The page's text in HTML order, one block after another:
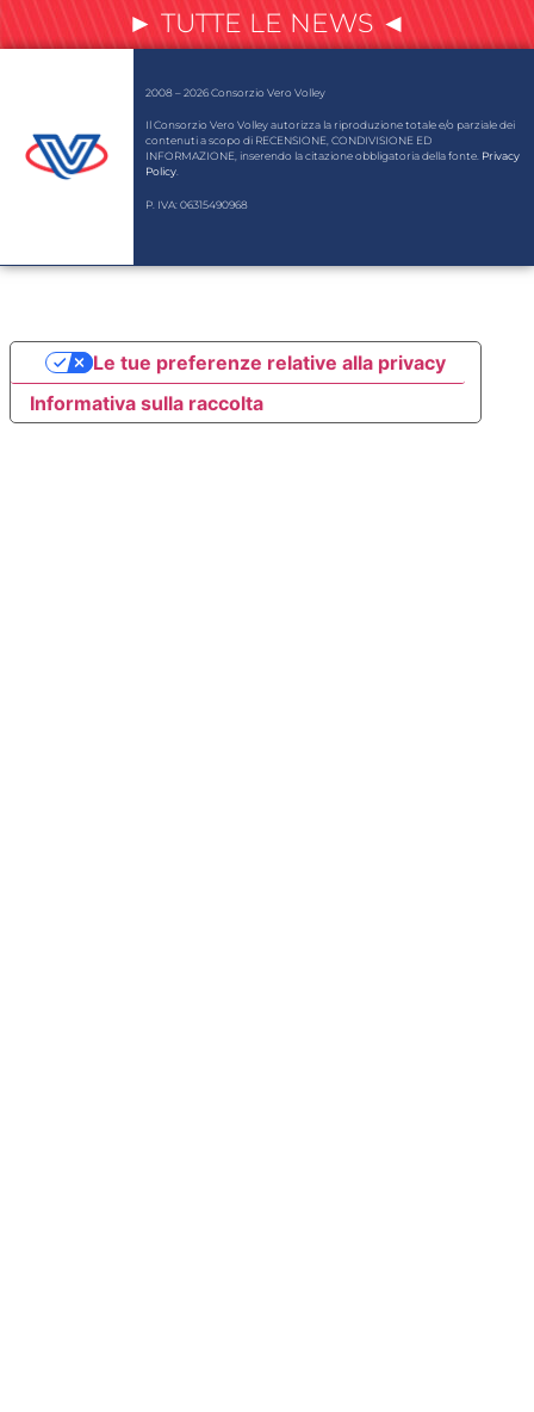
► TUTTE LE NEWS ◄
2008 – 2026 Consorzio Vero Volley
Il Consorzio Vero Volley autorizza la riproduzione totale e/o parziale dei
contenuti a scopo di RECENSIONE, CONDIVISIONE ED
INFORMAZIONE, inserendo la citazione obbligatoria della fonte. Privacy
Policy.
P. IVA: 06315490968
Informativa sulla raccolta
Le tue preferenze relative alla privacy